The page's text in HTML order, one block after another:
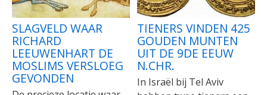
SLAGVELD WAAR
RICHARD
LEEUWENHART DE
MOSLIMS VERSLOEG
GEVONDEN
TIENERS VINDEN 425
GOUDEN MUNTEN
UIT DE 9DE EEUW
N.CHR.
In Israël bij Tel Aviv